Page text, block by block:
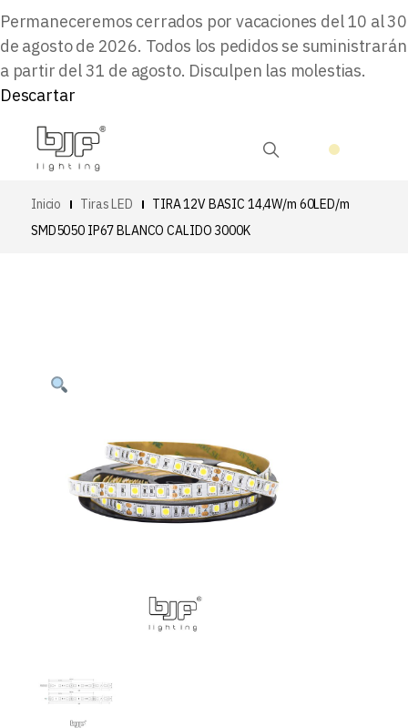
Permaneceremos cerrados por vacaciones del 10 al 30
de agosto de 2026. Todos los pedidos se suministrarán
a partir del 31 de agosto. Disculpen las molestias.
Descartar
Inicio Tiras LED
TIRA 12V BASIC 14,4W/m 60LED/m
SMD5050 IP67 BLANCO CALIDO 3000K